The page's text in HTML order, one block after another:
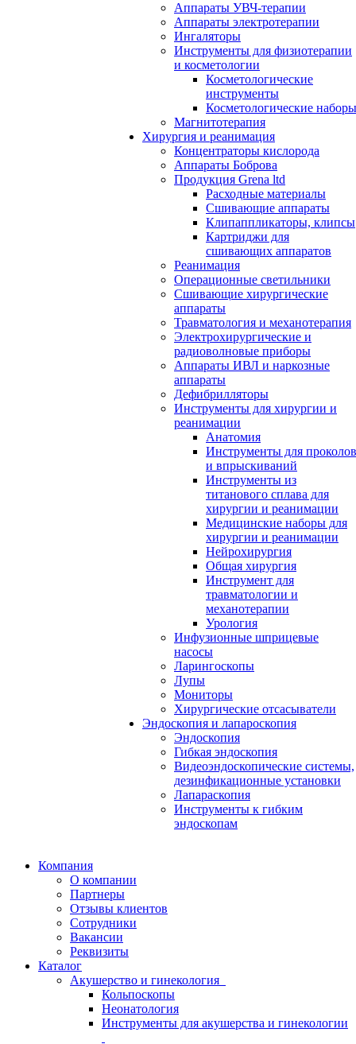
Аппараты УВЧ-терапии
Аппараты электротерапии
Ингаляторы
Инструменты для физиотерапии
и косметологии
Косметологические
инструменты
Косметологические наборы
Магнитотерапия
Хирургия и реанимация
Концентраторы кислорода
Аппараты Боброва
Продукция Grena ltd
Расходные материалы
Сшивающие аппараты
Клипаппликаторы, клипсы
Картриджи для
сшивающих аппаратов
Реанимация
Операционные светильники
Сшивающие хирургические
аппараты
Травматология и механотерапия
Электрохирургические и
радиоволновые приборы
Аппараты ИВЛ и наркозные
аппараты
Дефибрилляторы
Инструменты для хирургии и
реанимации
Анатомия
Инструменты для проколов
и впрыскиваний
Инструменты из
титанового сплава для
хирургии и реанимации
Медицинские наборы для
хирургии и реанимации
Нейрохирургия
Общая хирургия
Инструмент для
травматологии и
механотерапии
Урология
Инфузионные шприцевые
насосы
Ларингоскопы
Лупы
Мониторы
Хирургические отсасыватели
Эндоскопия и лапароскопия
Эндоскопия
Гибкая эндоскопия
Видеоэндоскопические системы,
дезинфикационные установки
Лапараскопия
Инструменты к гибким
эндоскопам
Компания
О компании
Партнеры
Отзывы клиентов
Сотрудники
Вакансии
Реквизиты
Каталог
Акушерство и гинекология
Кольпоскопы
Неонатология
Инструменты для акушерства и гинекологии